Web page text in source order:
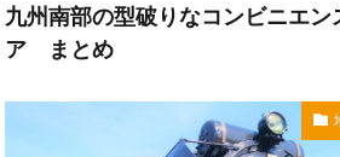
九州南部の型破りなコンビニエン
ア まとめ